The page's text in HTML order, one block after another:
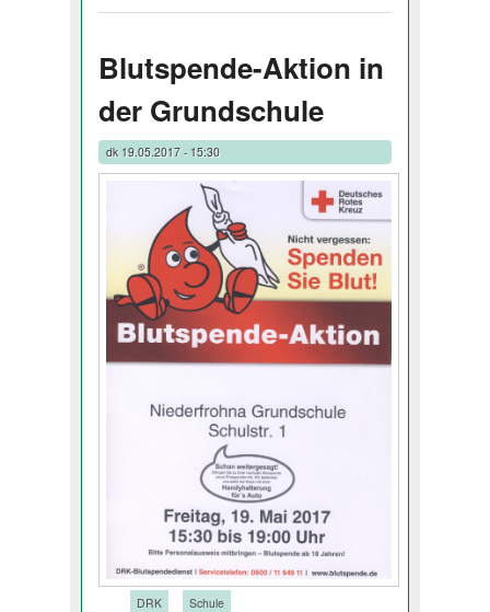
Blutspende-Aktion in
der Grundschule
dk19.05.2017 - 15:30
DRK Schule